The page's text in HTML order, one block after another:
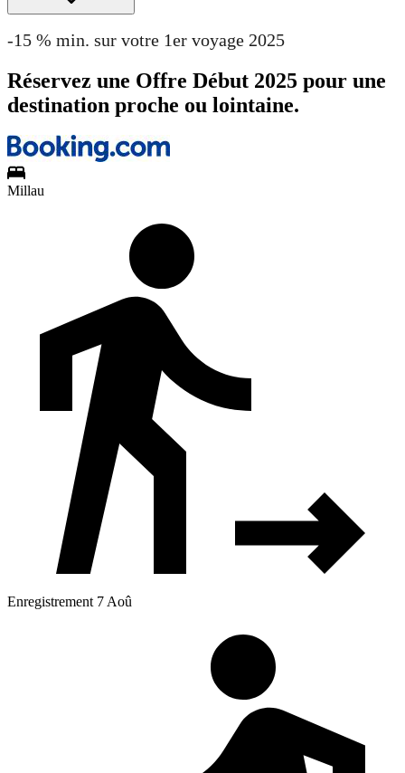
-15 % min. sur votre 1er voyage 2025
Réservez une Offre Début 2025 pour une
destination proche ou lointaine.
Millau
Enregistrement 7 Aoû